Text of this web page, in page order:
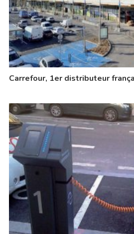
Carrefour, 1er distributeur